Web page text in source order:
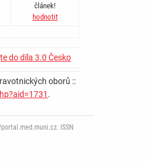
článek!
hodnotit
do díla 3.0 Česko
oborů ::
.
ISSN